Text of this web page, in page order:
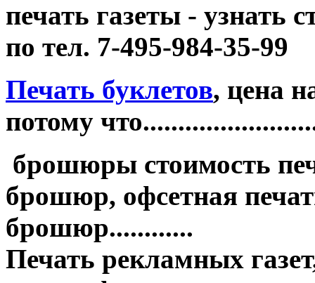
печать газеты - узнать
по тел. 7-495-984-35-99
Печать буклетов, цена
потому
брошюры стоимость
брошюр, офсетная
брошюр............
Печать рекламных